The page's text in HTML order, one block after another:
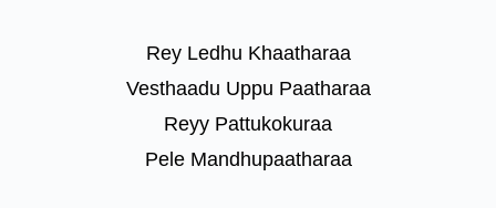
Rey Ledhu Khaatharaa
Vesthaadu Uppu Paatharaa
Reyy Pattukokuraa
Pele Mandhupaatharaa